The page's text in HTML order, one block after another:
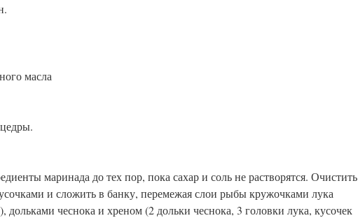
масла
маринада до тех пор, пока сахар и соль не растворятся. Очистить
и сложить в банку, перемежая слои рыбы кружочками лука
дольками чеснока и хреном (2 дольки чеснока, 3 головки лука, кусочек